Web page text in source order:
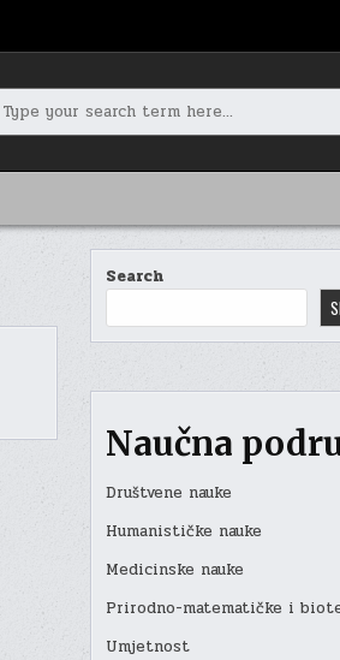
for:
Search
Naučna
Društvene nauke
Humanističke nauke
Medicinske nauke
Prirodno-matematičke i
Umjetnost